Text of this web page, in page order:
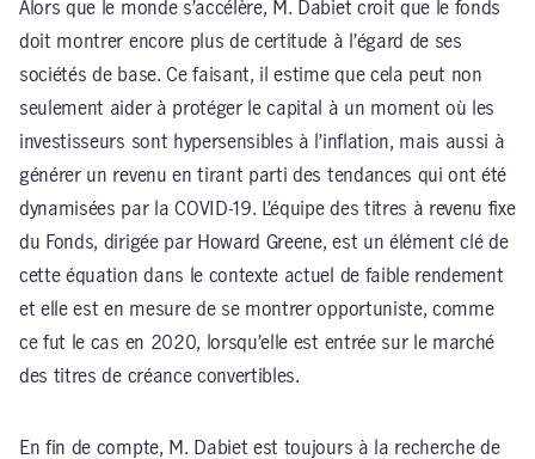
Alors que le monde s’accélère, M. Dabiet croit que le fonds
doit montrer encore plus de certitude à l’égard de ses
sociétés de base. Ce faisant, il estime que cela peut non
seulement aider à protéger le capital à un moment où les
investisseurs sont hypersensibles à l’inflation, mais aussi à
générer un revenu en tirant parti des tendances qui ont été
dynamisées par la COVID-19. L’équipe des titres à revenu fixe
du Fonds, dirigée par Howard Greene, est un élément clé de
cette équation dans le contexte actuel de faible rendement
et elle est en mesure de se montrer opportuniste, comme
ce fut le cas en 2020, lorsqu’elle est entrée sur le marché
des titres de créance convertibles.
En fin de compte, M. Dabiet est toujours à la recherche de